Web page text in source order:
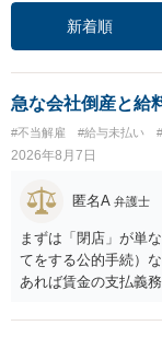
新着順
急な会社倒産と給
#不当解雇 #給与未払い
2026年8月7日
匿名A 弁護士
まずは「閉店」が単
てをする公的手続）
あれば賃金の支払義
しいかもしれません